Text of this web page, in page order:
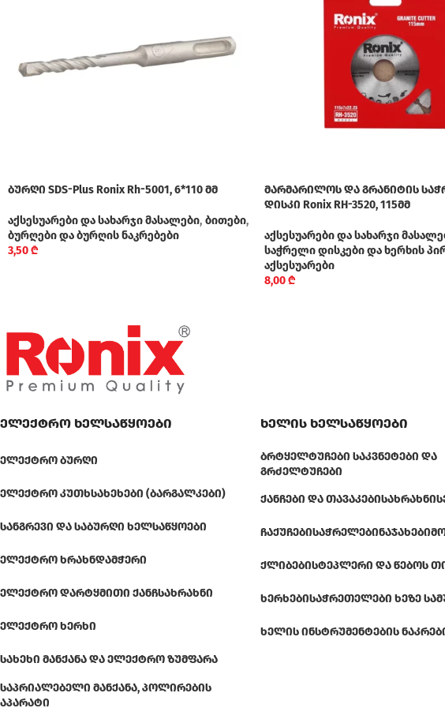
ბურღი SDS-Plus Ronix Rh-5001, 6*110 მმ
აქსესუარები და სახარჯი მასალები, ბითები,
ბურღები და ბურღის ნაკრებები
3,50₾
მარმარილოს და გრანიტის
დისკი Ronix RH-3520, 115მმ
აქსესუარები და სახარჯი
საჭრელი დისკები და ხერხის
აქსესუარები
8,00₾
ელექტრო ხელსაწყოები
ᲔᲚᲔᲥᲢᲠᲝ ᲑᲣᲠᲦᲘ
ᲔᲚᲔᲥᲢᲠᲝ ᲙᲣᲗᲮᲡᲐᲮᲔᲮᲔᲑᲘ (ᲑᲐᲠᲒᲐᲚᲙᲔᲑᲘ)
ᲡᲐᲜᲒᲠᲔᲕᲘ ᲓᲐ ᲡᲐᲑᲣᲠᲦᲘ ᲮᲔᲚᲡᲐᲬᲧᲝᲔᲑᲘ
ᲔᲚᲔᲥᲢᲠᲝ ᲮᲠᲐᲮᲜᲓᲐᲛᲭᲔᲠᲘ
ᲔᲚᲔᲥᲢᲠᲝ ᲓᲐᲠᲢᲧᲛᲘᲗᲘ ᲥᲐᲜᲩᲡᲐᲮᲠᲐᲮᲜᲘ
ᲔᲚᲔᲥᲢᲠᲝ ᲮᲔᲠᲮᲘ
ᲡᲐᲮᲔᲮᲘ ᲛᲐᲜᲥᲐᲜᲐ ᲓᲐ ᲔᲚᲔᲥᲢᲠᲝ ᲖᲣᲛᲤᲐᲠᲐ
ᲡᲐᲞᲠᲘᲐᲚᲔᲑᲔᲚᲘ ᲛᲐᲜᲥᲐᲜᲐ, ᲞᲝᲚᲘᲠᲔᲑᲘᲡ
ᲐᲞᲐᲠᲐᲢᲘ
ხელის ხელსაწყოები
ᲑᲠᲢᲧᲔᲚᲢᲣᲩᲔᲑᲘ ᲡᲐᲙᲕᲜᲔᲢᲔᲑᲘ ᲓᲐ
ᲒᲠᲫᲔᲚᲢᲣᲩᲔᲑᲘ
ᲥᲐᲜᲩᲔᲑᲘ ᲓᲐ ᲗᲐᲕᲐᲙᲔᲑᲘ
ᲩᲐᲥᲣᲩᲔᲑᲘᲡᲐᲭᲠᲔᲚᲔᲑᲘᲜᲐᲯᲐᲮᲔᲑᲘ
ᲥᲚᲘᲑᲔᲑᲘᲡᲢᲔᲞᲚᲔᲠᲘ ᲓᲐ ᲬᲔᲑᲝᲡ
ᲮᲔᲠᲮᲔᲑᲘᲡᲐᲭᲠᲔᲗᲔᲚᲔᲑᲘ ᲮᲔᲖᲔ
ᲮᲔᲚᲘᲡ ᲘᲜᲡᲢᲠᲣᲛᲔᲜᲢᲔᲑᲘᲡ